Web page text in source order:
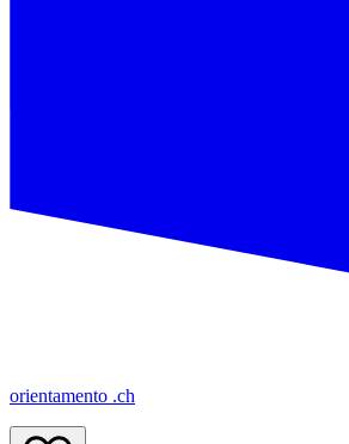
orientamento .ch